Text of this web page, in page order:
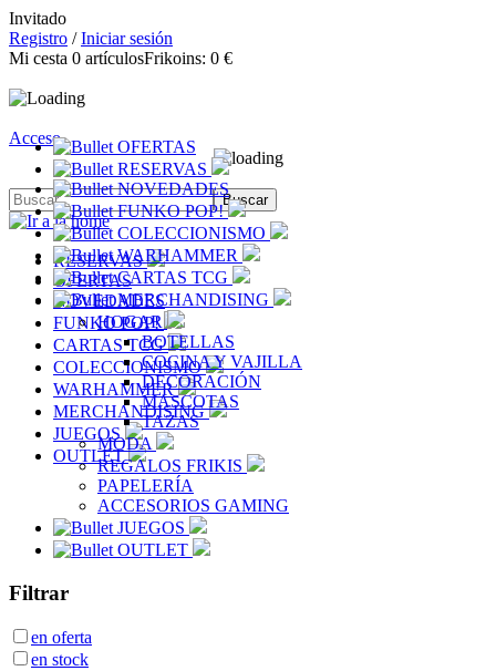
Invitado
Registro /Iniciar sesión
Mi cesta 0 artículosFrikoins: 0 €
Acceso
RESERVAS
OFERTAS
NOVEDADES
FUNKO POP!
CARTAS TCG
COLECCIONISMO
WARHAMMER
MERCHANDISING
JUEGOS
OUTLET
OFERTAS
RESERVAS
NOVEDADES
FUNKO POP!
COLECCIONISMO
WARHAMMER
CARTAS TCG
MERCHANDISING
HOGAR
BOTELLAS
COCINA Y VAJILLA
DECORACIÓN
MASCOTAS
TAZAS
MODA
REGALOS FRIKIS
PAPELERÍA
ACCESORIOS GAMING
JUEGOS
OUTLET
Filtrar
en oferta
en stock